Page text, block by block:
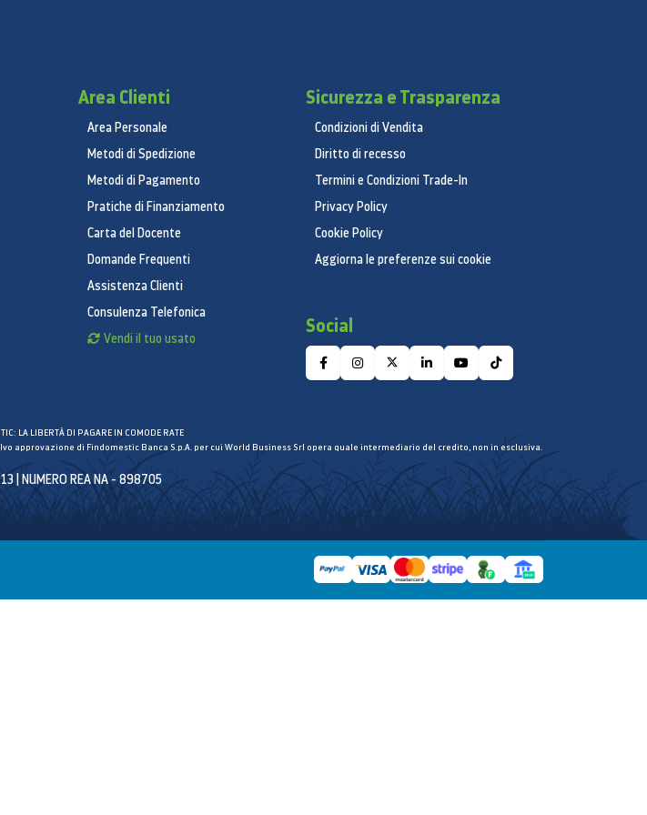
Area Clienti
Area Personale
Metodi di Spedizione
Metodi di Pagamento
Pratiche di Finanziamento
Carta del Docente
Domande Frequenti
Assistenza Clienti
Consulenza Telefonica
Vendi il tuo usato
Sicurezza e Trasparenza
Condizioni di Vendita
Diritto di recesso
Termini e Condizioni Trade-In
Privacy Policy
Cookie Policy
Aggiorna le preferenze sui cookie
Social
LA LIBERTÀ DI PAGARE IN COMODE RATE
di Findomestic Banca S.p.A. per cui World Business Srl opera quale intermediario del credito, non in esclusiva.
| NUMERO REA NA - 898705